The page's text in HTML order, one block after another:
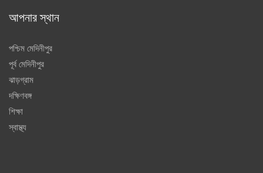
আপনার স্থান
পশ্চিম মেদিনীপুর
পূর্ব মেদিনীপুর
ঝাড়গ্রাম
দক্ষিণবঙ্গ
শিক্ষা
স্বাস্থ্য